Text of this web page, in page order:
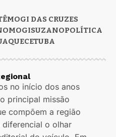
MOGI DAS CRUZES
MOGISUZANOPOLÍTICA
no início dos anos
principal missão
compõem a região
o olhar